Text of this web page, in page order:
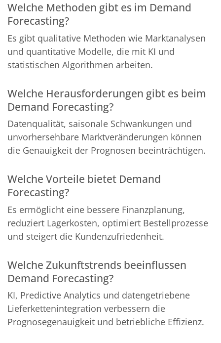
Welche Methoden gibt es im Demand
Forecasting?
Es gibt qualitative Methoden wie Marktanalysen
und quantitative Modelle, die mit KI und
statistischen Algorithmen arbeiten.
Welche Herausforderungen gibt es beim
Demand Forecasting?
Datenqualität, saisonale Schwankungen und
unvorhersehbare Marktveränderungen können
die Genauigkeit der Prognosen beeinträchtigen.
Welche Vorteile bietet Demand
Forecasting?
Es ermöglicht eine bessere Finanzplanung,
reduziert Lagerkosten, optimiert Bestellprozesse
und steigert die Kundenzufriedenheit.
Welche Zukunftstrends beeinflussen
Demand Forecasting?
KI, Predictive Analytics und datengetriebene
Lieferkettenintegration verbessern die
Prognosegenauigkeit und betriebliche Effizienz.